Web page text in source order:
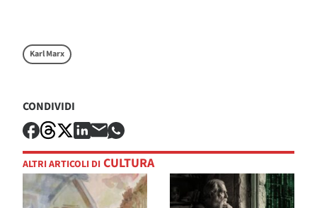
Karl Marx
CONDIVIDI
ALTRI ARTICOLI DI CULTURA